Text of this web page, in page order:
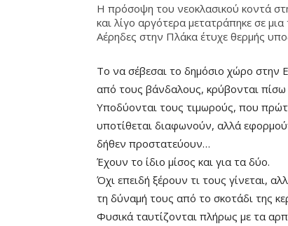
Η πρόσοψη του νεοκλασικού κοντά
και λίγο αργότερα μετατράπηκε σε
Αέρηδες στην Πλάκα έτυχε θερμής
Το να σέβεσαι το δημόσιο χώρο στην
από τους βάνδαλους, κρύβονται
Υποδύονται τους τιμωρούς, που
υποτίθεται διαφωνούν, αλλά
δήθεν προστατεύουν…
Έχουν το ίδιο μίσος και για τα δύο.
Όχι επειδή ξέρουν τι τους γίνεται,
τη δύναμή τους από το σκοτάδι της
Φυσικά ταυτίζονται πλήρως με τα